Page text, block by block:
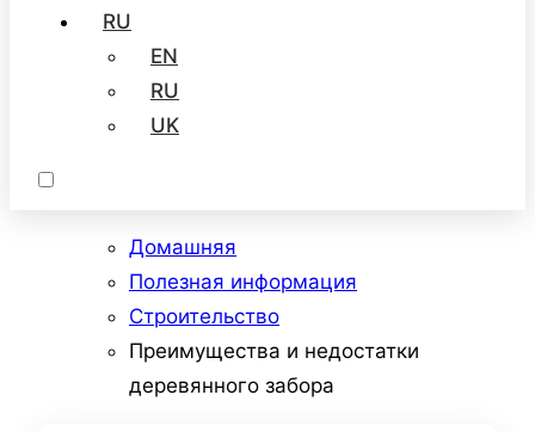
RU
EN
RU
UK
Домашняя
Полезная информация
Строительство
Преимущества и недостатки
деревянного забора